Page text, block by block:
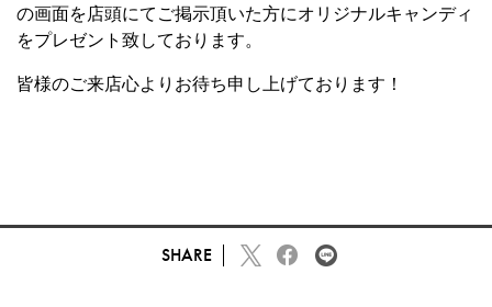
の画面を店頭にてご掲示頂いた方にオリジナルキャンディ
をプレゼント致しております。
皆様のご来店心よりお待ち申し上げております！
SHARE